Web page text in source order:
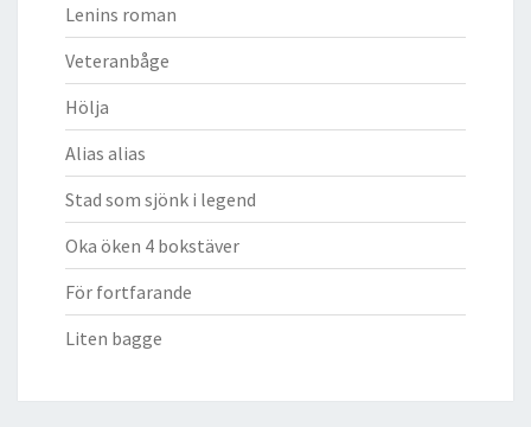
Lenins roman
Veteranbåge
Hölja
Alias alias
Stad som sjönk i legend
Oka öken 4 bokstäver
För fortfarande
Liten bagge